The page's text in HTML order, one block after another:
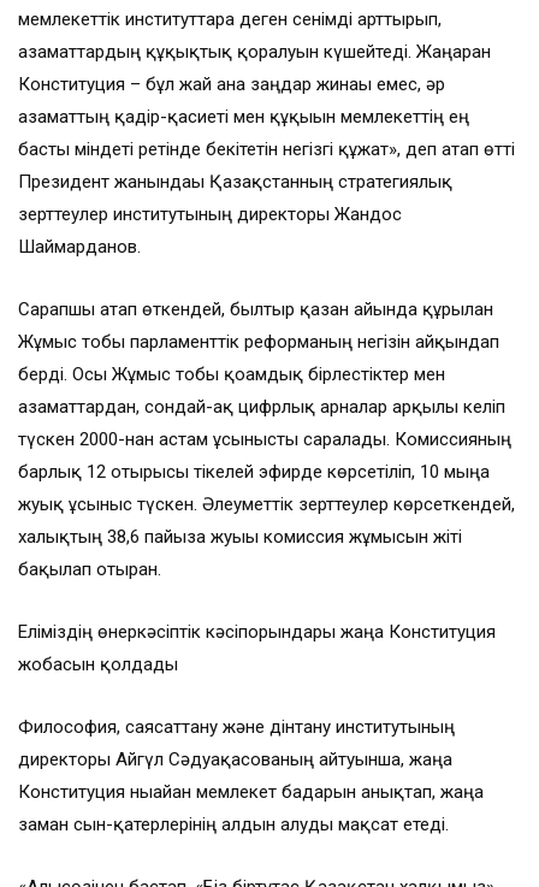
мемлекеттік институттарға деген сенімді арттырып,
азаматтардың құқықтық қорғалуын күшейтеді. Жаңарған
Конституция – бұл жай ғана заңдар жинағы емес, әр
азаматтың қадір-қасиеті мен құқығын мемлекеттің ең
басты міндеті ретінде бекітетін негізгі құжат», деп атап өтті
Президент жанындағы Қазақстанның стратегиялық
зерттеулер институтының директоры Жандос
Шаймарданов.
Сарапшы атап өткендей, былтыр қазан айында құрылған
Жұмыс тобы парламенттік реформаның негізін айқындап
берді. Осы Жұмыс тобы қоғамдық бірлестіктер мен
азаматтардан, сондай-ақ цифрлық арналар арқылы келіп
түскен 2000-нан астам ұсынысты саралады. Комиссияның
барлық 12 отырысы тікелей эфирде көрсетіліп, 10 мыңға
жуық ұсыныс түскен. Әлеуметтік зерттеулер көрсеткендей,
халықтың 38,6 пайызға жуығы комиссия жұмысын жіті
бақылап отырған.
Еліміздің өнеркәсіптік кәсіпорындары жаңа Конституция
жобасын қолдады
Философия, саясаттану және дінтану институтының
директоры Айгүл Сәдуақасованың айтуынша, жаңа
Конституция нығайған мемлекет бағдарын анықтап, жаңа
заман сын-қатерлерінің алдын алуды мақсат етеді.